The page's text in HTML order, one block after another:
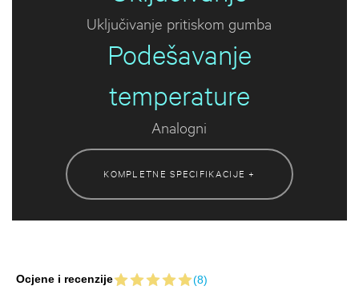
Uključivanje pritiskom gumba
Podešavanje
temperature
Analogni
KOMPLETNE SPECIFIKACIJE +
Ocjene i recenzije (8)